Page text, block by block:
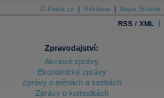
O Patria.cz Reklama Mapa Stránek
RSS / XML |
Zpravodajství:
Akciové zprávy
Ekonomické zprávy
Zprávy o měnách a sazbách
Zprávy o komoditách